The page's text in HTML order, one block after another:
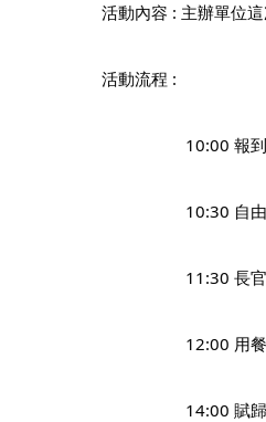
活動內容 : 主辦單位
活動流程 :
10:00 報到
10:30 自由
11:30 長官致
12:00 用餐
14:00 賦歸